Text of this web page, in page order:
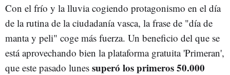
Con el frío y la lluvia cogiendo protagonismo en el día
de la rutina de la ciudadanía vasca, la frase de "día de
manta y peli" coge más fuerza. Un beneficio del que se
está aprovechando bien la plataforma gratuita 'Primeran',
que este pasado lunes superó los primeros 50.000